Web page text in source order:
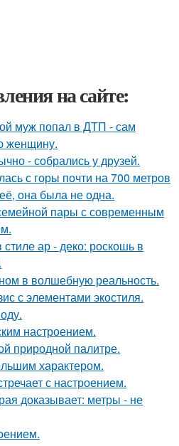
на сайте:
муж попал в ДТП - сам
женщину.
- собрались у друзей.
с горы почти на 700 метров
она была не одна.
пары с современным
ар - деко: роскошь в
в волшебную реальность.
с элементами экостиля.
настроением.
природной палитре.
характером.
с настроением.
доказывает: метры - не